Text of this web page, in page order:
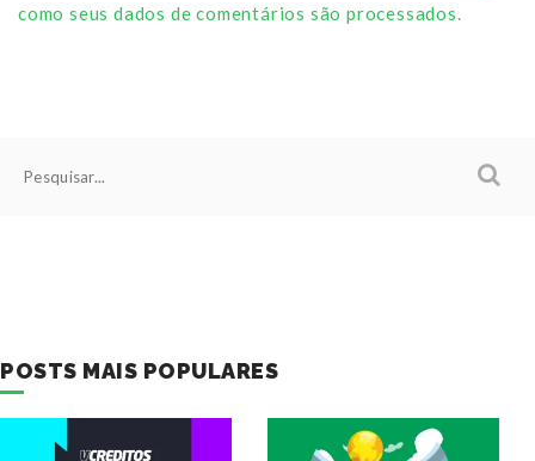
como seus dados de comentários são processados.
POSTS MAIS POPULARES